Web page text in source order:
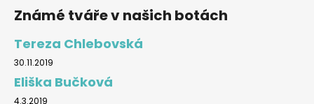
Známé tváře v našich botách
Tereza Chlebovská
30.11.2019
Eliška Bučková
4.3.2019